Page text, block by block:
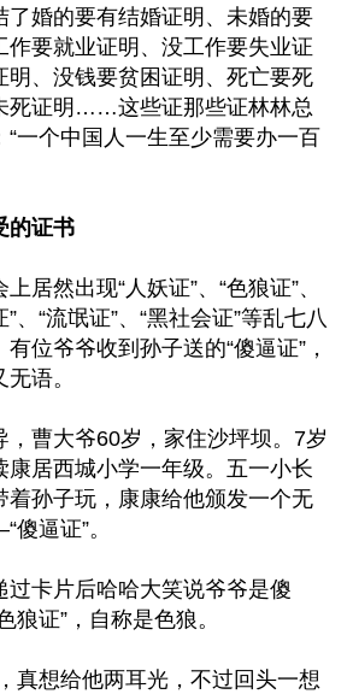
了婚的要有结婚证明、未婚的要
作要就业证明、没工作要失业证
明、没钱要贫困证明、死亡要死
死证明……这些证那些证林林总
“一个中国人一生至少需要办一百
的证书
居然出现“人妖证”、“色狼证”、
”、“流氓证”、“黑社会证”等乱七八
位爷爷收到孙子送的“傻逼证”，
语。
，曹大爷60岁，家住沙坪坝。7岁
康居西城小学一年级。五一小长
着孙子玩，康康给他颁发一个无
逼证”。
过卡片后哈哈大笑说爷爷是傻
狼证”，自称是色狼。
真想给他两耳光，不过回头一想